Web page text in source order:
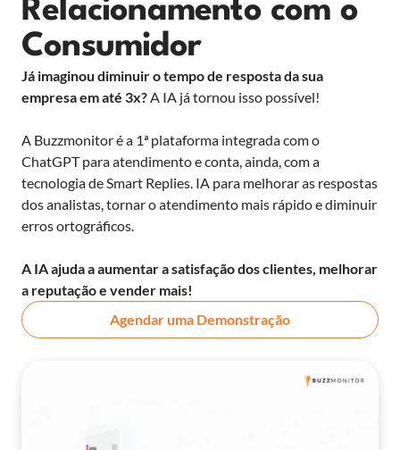
Relacionamento com o
Consumidor
Já imaginou diminuir o tempo de resposta da sua
empresa em até 3x? A IA já tornou isso possível!
A Buzzmonitor é a 1ª plataforma integrada com o
ChatGPT para atendimento e conta, ainda, com a
tecnologia de Smart Replies. IA para melhorar as respostas
dos analistas, tornar o atendimento mais rápido e diminuir
erros ortográficos.
A IA ajuda a aumentar a satisfação dos clientes, melhorar
a reputação e vender mais!
Agendar uma Demonstração